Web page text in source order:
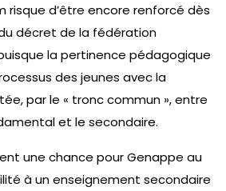
risque d’être encore renforcé dès
décret de la fédération
la pertinence pédagogique
des jeunes avec la
par le « tronc commun », entre
et le secondaire.
une chance pour Genappe au
à un enseignement secondaire